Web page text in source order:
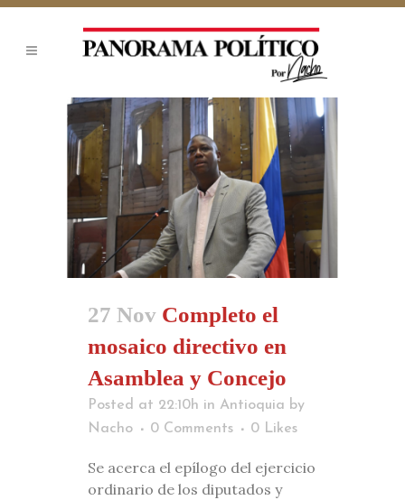
27 Nov Completo el
mosaico directivo en
Asamblea y Concejo
Posted at 22:10h in Antioquia by
Nacho
0 Comments 0 Likes
Se acerca el epílogo del ejercicio
ordinario de los diputados y